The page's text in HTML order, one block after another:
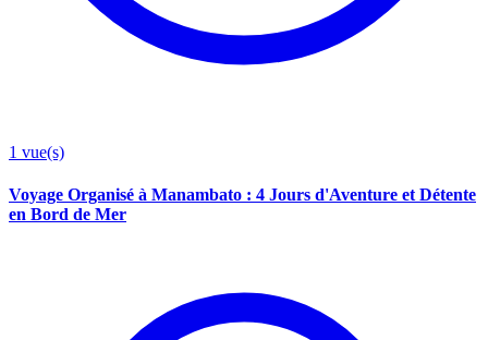
1 vue(s)
Voyage Organisé à Manambato : 4 Jours d'Aventure et Détente
en Bord de Mer